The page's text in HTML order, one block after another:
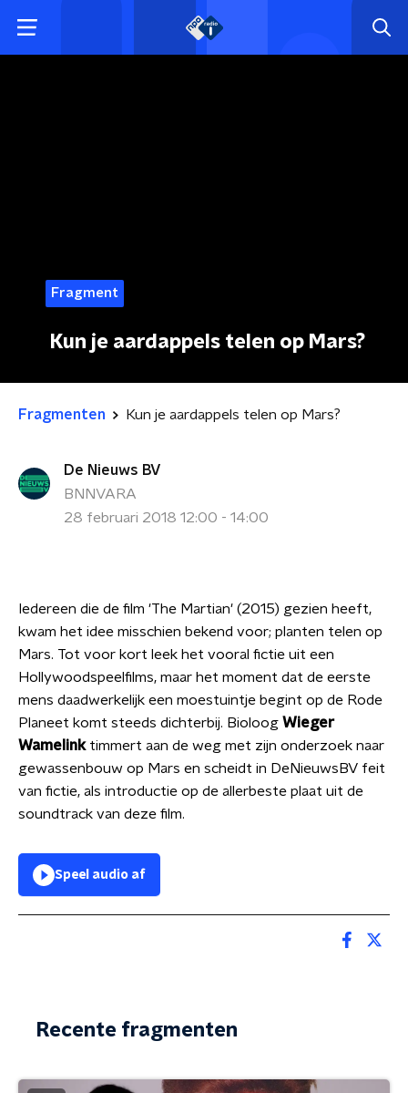
Fragment
Kun je aardappels telen op Mars?
Fragmenten Kun je aardappels telen op Mars?
De Nieuws BV
BNNVARA
28 februari 2018 12:00 - 14:00
Iedereen die de film 'The Martian' (2015) gezien heeft,
kwam het idee misschien bekend voor; planten telen op
Mars. Tot voor kort leek het vooral fictie uit een
Hollywoodspeelfilms, maar het moment dat de eerste
mens daadwerkelijk een moestuintje begint op de Rode
Planeet komt steeds dichterbij. Bioloog Wieger
Wamelink timmert aan de weg met zijn onderzoek naar
gewassenbouw op Mars en scheidt in DeNieuwsBV feit
van fictie, als introductie op de allerbeste plaat uit de
soundtrack van deze film.
Speel audio af
Recente fragmenten